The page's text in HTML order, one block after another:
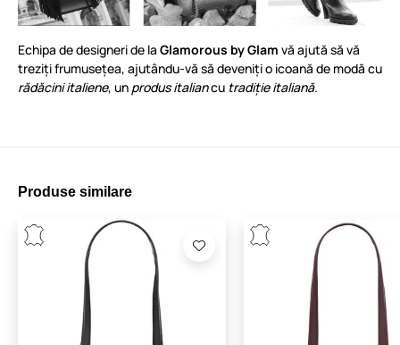
Echipa de designeri de la Glamorous by Glam vă ajută să vă
treziți frumusețea, ajutându-vă să deveniți o icoană de modă cu
rădăcini italiene, un produs italiancu tradiție italiană.
Produse similare